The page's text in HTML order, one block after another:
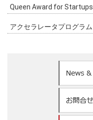
Queen Award for Startups
アクセラレータプログラム